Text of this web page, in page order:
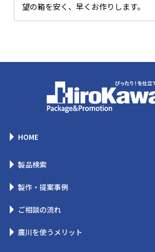
望の箱を安く、早くお作りします。
HOME
製品検索
製作・提案事例
ご相談の流れ
廣川を使うメリット